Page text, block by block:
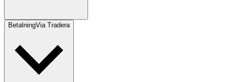
BetalningVia Tradera